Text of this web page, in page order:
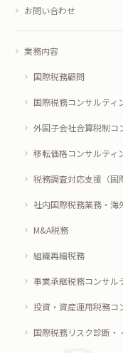
お問い合わせ
業務内容
国際税務顧問
国際税務コンサルティ
外国子会社合算税制コ
移転価格コンサルティ
税務調査対応支援（国
社内国際税務業務・海
M&A税務
組織再編税務
事業承継税務コンサル
投資・資産運用税務コ
国際税務リスク診断・